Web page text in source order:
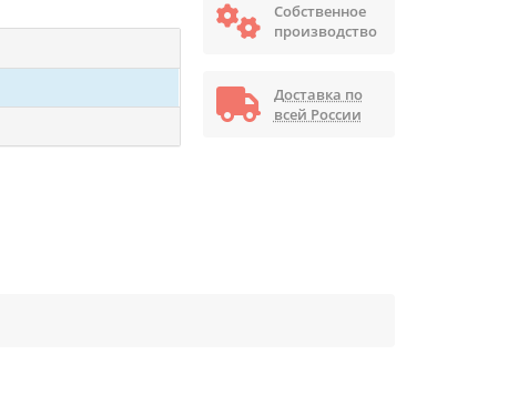
Собственное
производство
Доставка по
всей России